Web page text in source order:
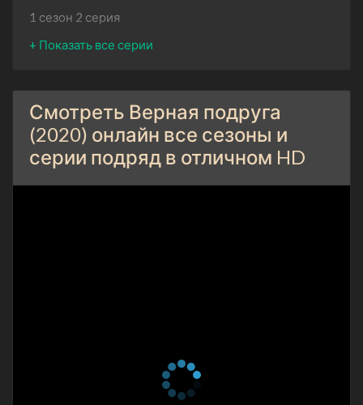
1 сезон 2 серия
1 сезон 1 серия
Смотреть Верная подруга
(2020) онлайн все сезоны и
серии подряд в отличном HD